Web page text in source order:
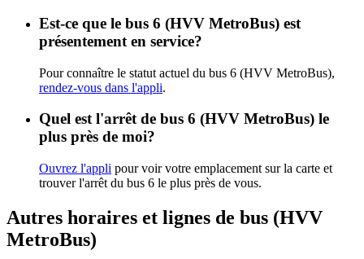
Est-ce que le bus 6 (HVV MetroBus) est
présentement en service?
Pour connaître le statut actuel du bus 6 (HVV MetroBus),
rendez-vous dans l'appli.
Quel est l'arrêt de bus 6 (HVV MetroBus) le
plus près de moi?
Ouvrez l'appli pour voir votre emplacement sur la carte et
trouver l'arrêt du bus 6 le plus près de vous.
Autres horaires et lignes de bus (HVV
MetroBus)